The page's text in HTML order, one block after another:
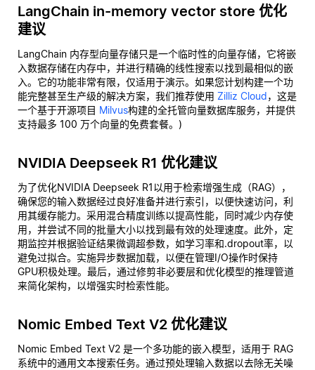
LangChain in-memory vector store 优化
建议
LangChain 内存型向量存储只是一个临时性的向量存储，它将嵌
入数据存储在内存中，并进行精确的线性搜索以找到最相似的嵌
入。它的功能非常有限，仅适用于演示。如果您计划构建一个功
能完整甚至生产级的解决方案，我们推荐使用 Zilliz Cloud，这是
一个基于开源项目 Milvus构建的全托管向量数据库服务，并提供
支持最多 100 万个向量的免费套餐。)
NVIDIA Deepseek R1 优化建议
为了优化NVIDIA Deepseek R1以用于检索增强生成（RAG），
确保您的输入数据经过良好准备并进行索引，以便快速访问，利
用其缓存能力。采用混合精度训练以提高性能，同时减少内存使
用，并尝试不同的批量大小以找到最有效的处理速度。此外，定
期监控并根据验证结果微调超参数，如学习率和.dropout率，以
避免过拟合。实施异步数据加载，以便在管理I/O操作时保持
GPU积极处理。最后，通过修剪非必要层和优化模型的推理管道
来简化架构，以增强实时检索性能。
Nomic Embed Text V2 优化建议
Nomic Embed Text V2 是一个多功能的嵌入模型，适用于 RAG
系统中的通用文本搜索任务。通过预处理输入数据以去除无关噪